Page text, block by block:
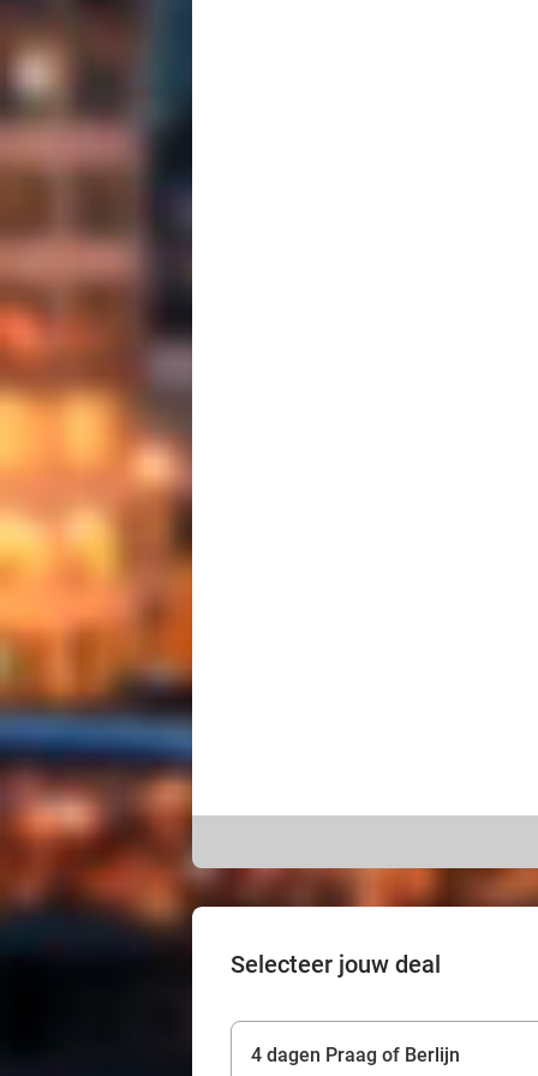
Selecteer jouw deal
4 dagen Praag of Berlijn